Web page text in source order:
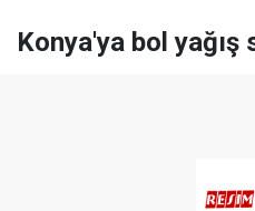
Konya'ya bol yağış